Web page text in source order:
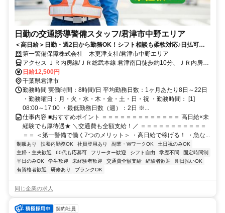
日勤の交通誘導警備スタッフ/君津市中野エリア
＜高日給＞日勤・週2日から勤務OK！シフト相談も柔軟対応♪日払可◎
未経験歓迎★
第一警備保障株式会社 木更津支社/君津市中野エリア
アクセス ＪＲ内房線/ＪＲ総武本線 君津南口徒歩約10分、ＪＲ内房線/
ＪＲ総武本線 君津南口徒歩約10分、ＪＲ内房線 青堀徒歩約40分 直行
直帰OK＊交通費全額支給＊
日給12,500円
千葉県君津市
勤務時間 実働時間：8時間/日 平均勤務日数：1ヶ月あたり8日～22日
・勤務曜日：月・火・水・木・金・土・日・祝 ・勤務時間： [1]
08:00～17:00 ・最低勤務日数（週）：2日 ※...
仕事内容 ■おすすめポイント ＝＝＝＝＝＝＝＝＝＝＝＝＝ 高日給×未
経験でも厚待遇★ ＼交通費も全額支給！／ ＝＝＝＝＝＝＝＝＝＝＝
＝＝ ＜第一警備で働く7つのメリット＞ ・高日給で稼げる！ ・急な...
制服あり 扶養内勤務OK 社員登用あり 副業・WワークOK
土日祝のみOK
主婦・主夫歓迎
60代も応募可 フリーター歓迎 シフト自由 学歴不問
固定時間制
平日のみOK
学生歓迎 未経験者歓迎 交通費全額支給 経験者歓迎
即日払いOK
有資格者歓迎
研修あり ブランクOK
同じ企業の求人
契約社員